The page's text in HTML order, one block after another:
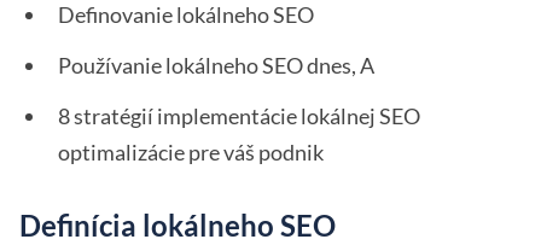
Definovanie lokálneho SEO
Používanie lokálneho SEO dnes, A
8 stratégií implementácie lokálnej SEO
optimalizácie pre váš podnik
Definícia lokálneho SEO